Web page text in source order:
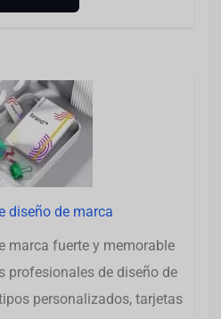
diseño de marca
marca fuerte y memorable
profesionales de diseño de
personalizados, tarjetas